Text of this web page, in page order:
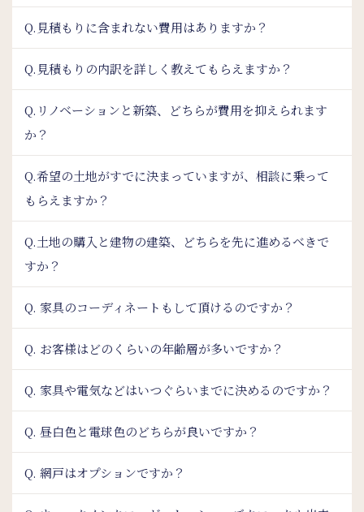
Q.見積もりに含まれない費用はありますか？
Q.見積もりの内訳を詳しく教えてもらえますか？
Q.リノベーションと新築、どちらが費用を抑えられます
か？
Q.希望の土地がすでに決まっていますが、相談に乗って
もらえますか？
Q.土地の購入と建物の建築、どちらを先に進めるべきで
すか？
Q. 家具のコーディネートもして頂けるのですか？
Q. お客様はどのくらいの年齢層が多いですか？
Q. 家具や電気などはいつぐらいまでに決めるのですか？
Q. 昼白色と電球色のどちらが良いですか？
Q. 網戸はオプションですか？